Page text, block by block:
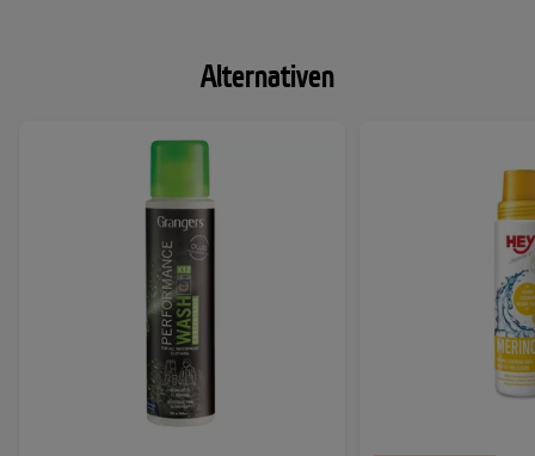
Alternativen